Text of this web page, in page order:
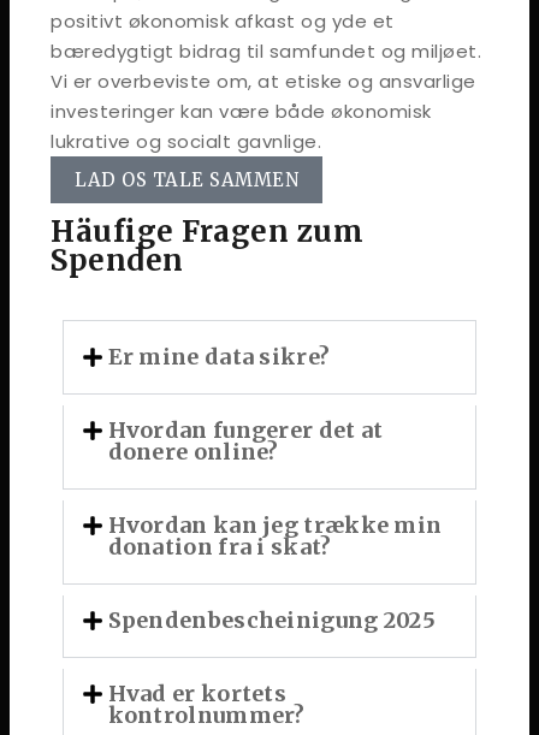
positivt økonomisk afkast og yde et
bæredygtigt bidrag til samfundet og miljøet.
Vi er overbeviste om, at etiske og ansvarlige
investeringer kan være både økonomisk
lukrative og socialt gavnlige.
LAD OS TALE SAMMEN
Häufige Fragen zum
Spenden
Er mine data sikre?
Hvordan fungerer det at
donere online?
Hvordan kan jeg trække min
donation fra i skat?
Spendenbescheinigung 2025
Hvad er kortets
kontrolnummer?